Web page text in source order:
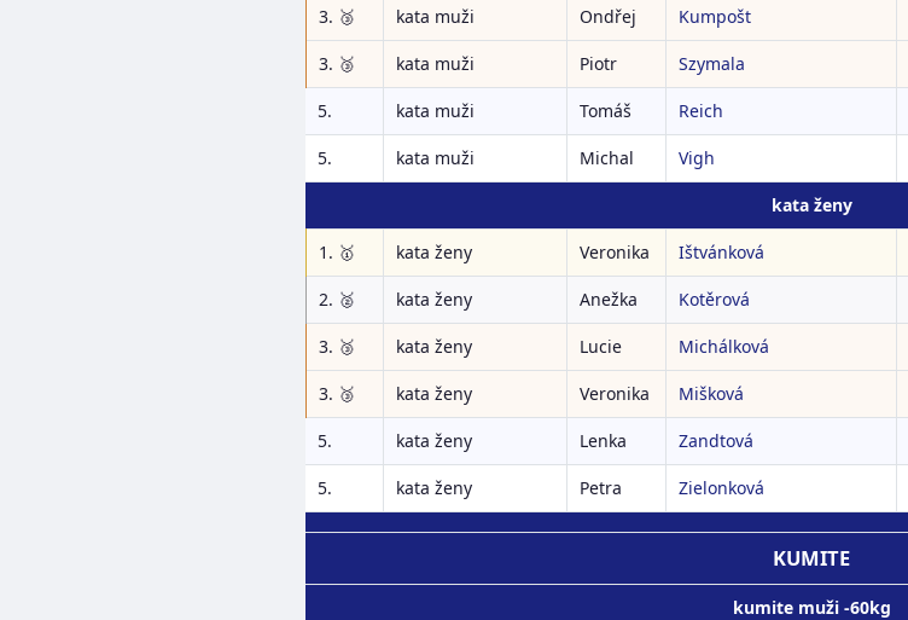
3. 🥉 kata muži Ondřej Kumpošt
3. 🥉 kata muži Piotr Szymala
5. kata muži Tomáš Reich
5. kata muži Michal Vigh
kata ženy
1. 🥇 kata ženy Veronika Ištvánková
2. 🥈 kata ženy Anežka Kotěrová
3. 🥉 kata ženy Lucie Michálková
3. 🥉 kata ženy Veronika Mišková
5. kata ženy Lenka Zandtová
5. kata ženy Petra Zielonková
KUMITE
kumite muži -60kg